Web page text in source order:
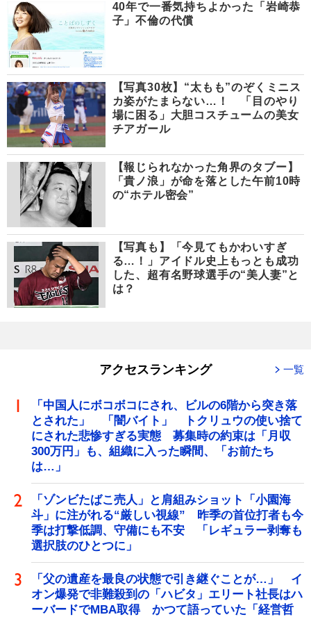
40年で一番気持ちよかった「岩崎恭
子」不倫の代償
【写真30枚】“太もも”のぞくミニス
カ姿がたまらない…！ 「目のやり
場に困る」大胆コスチュームの美女
チアガール
【報じられなかった角界のタブー】
「貴ノ浪」が命を落とした午前10時
の“ホテル密会”
【写真も】「今見てもかわいすぎ
る…！」アイドル史上もっとも成功
した、超有名野球選手の“美人妻”と
は？
アクセスランキング 一覧
「中国人にボコボコにされ、ビルの6階から突き落
とされた」 「闇バイト」 トクリュウの使い捨て
にされた悲惨すぎる実態 募集時の約束は「月収
300万円」も、組織に入った瞬間、「お前たち
は…」
「ゾンビたばこ売人」と肩組みショット「小園海
斗」に注がれる“厳しい視線” 昨季の首位打者も今
季は打撃低調、守備にも不安 「レギュラー剥奪も
選択肢のひとつに」
「父の遺産を最良の状態で引き継ぐことが…」 イ
オン爆発で非難殺到の「ハビタ」エリート社長はハ
ーバードでMBA取得 かつて語っていた「経営哲